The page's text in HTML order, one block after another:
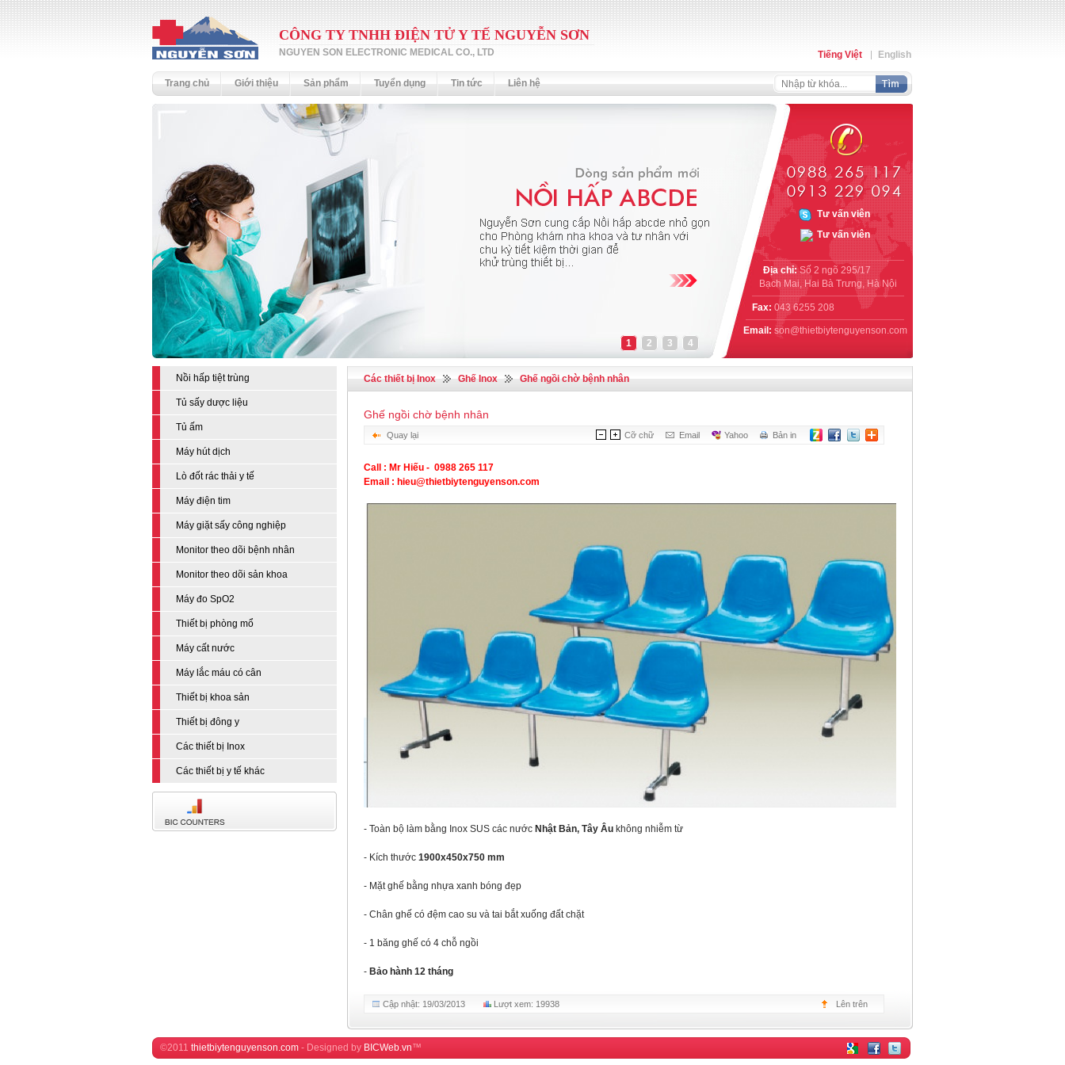
CÔNG TY TNHH ĐIỆN TỬ Y TẾ NGUYỄN SƠN
NGUYEN SON ELECTRONIC MEDICAL CO., LTD Tiếng Việt English
Trang chủ Giới thiệu Sản phẩm Tuyển dụng Tin tức Liên hệ
1 2 3 4
Địa chỉ:Số 2 ngõ 295/17
Bạch Mai, Hai Bà Trưng, Hà Nội
Fax: 043 6255 208
Email: son@thietbiytenguyenson.com
Nồi hấp tiệt trùng
Tủ sấy dược liệu
Tủ ấm
Máy hút dịch
Lò đốt rác thải y tế
Máy điện tim
Máy giặt sấy công nghiệp
Monitor theo dõi bệnh nhân
Monitor theo dõi sản khoa
Máy đo SpO2
Thiết bị phòng mổ
Máy cất nước
Máy lắc máu có cân
Thiết bị khoa sản
Thiết bị đông y
Các thiết bị Inox
Các thiết bị y tế khác
Các thiết bị Inox Ghế Inox Ghế ngồi chờ bệnh nhân
Ghế ngồi chờ bệnh nhân
Quay lại Bản in
Yahoo
Email
Cỡ chữ
Call : Mr Hiếu - 0988 265 117
Email : hieu@thietbiytenguyenson.com
- Toàn bộ làm bằng Inox SUS các nước Nhật Bản, Tây Âu không nhiễm từ
- Kích thước 1900x450x750 mm
- Mặt ghế bằng nhựa xanh bóng đẹp
- Chân ghế có đệm cao su và tai bắt xuống đất chặt
- 1 băng ghế có 4 chỗ ngồi
- Bảo hành 12 tháng
Cập nhật: 19/03/2013 Lượt xem: 19938 Lên trên
©2011 thietbiytenguyenson.com - Designed by BICWeb.vn™